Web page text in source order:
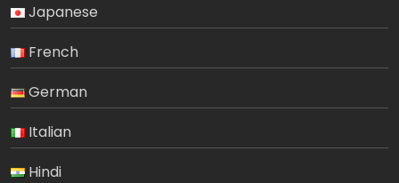
Japanese
French
German
Italian
Hindi